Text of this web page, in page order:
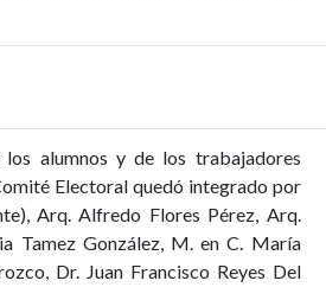
alumnos y de los trabajadores
Electoral quedó integrado por
Arq. Alfredo Flores Pérez, Arq.
Tamez González, M. en C. María
Dr. Juan Francisco Reyes Del